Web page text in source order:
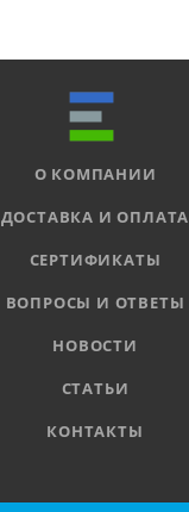
О КОМПАНИИ
ДОСТАВКА И ОПЛАТА
СЕРТИФИКАТЫ
ВОПРОСЫ И ОТВЕТЫ
НОВОСТИ
СТАТЬИ
КОНТАКТЫ